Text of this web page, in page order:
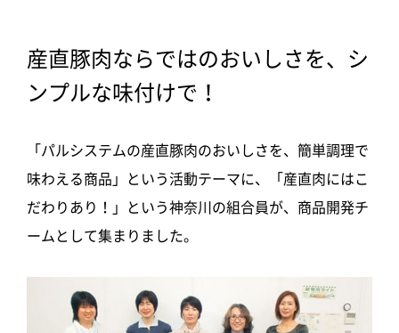
産直豚肉ならではのおいしさを、シ
ンプルな味付けで！
「パルシステムの産直豚肉のおいしさを、簡単調理で
味わえる商品」という活動テーマに、「産直肉にはこ
だわりあり！」という神奈川の組合員が、商品開発チ
ームとして集まりました。